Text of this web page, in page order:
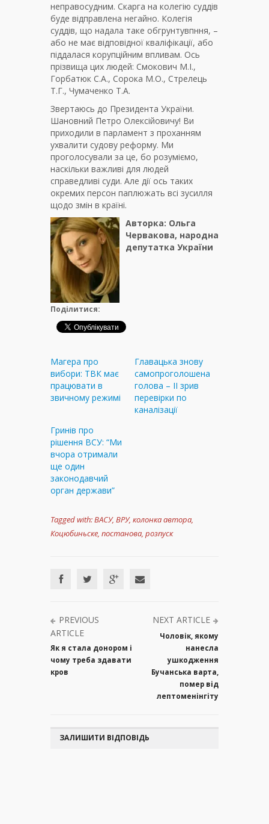
неправосудним. Скарга на колегію суддів
буде відправлена негайно. Колегія
суддів, що надала таке обгрунтувпння, –
або не має відповідної кваліфікації, або
піддалася корупційним впливам. Ось
прізвища цих людей: Смокович М.І.,
Горбатюк С.А., Сорока М.О., Стрелець
Т.Г., Чумаченко Т.А.
Звертаюсь до Президента України.
Шановний Петро Олексійовичу! Ви
приходили в парламент з проханням
ухвалити судову реформу. Ми
проголосували за це, бо розуміємо,
наскільки важливі для людей
справедливі суди. Але дії ось таких
окремих персон паплюжать всі зусилля
щодо змін в країні.
Авторка: Ольга
Червакова, народна
депутатка України
Поділитися:
Магера про
вибори: ТВК має
працювати в
звичному режимі
Главацька знову
самопроголошена
голова – ІІ зрив
перевірки по
каналізації
Гринів про
рішення ВСУ: “Ми
вчора отримали
ще один
законодавчий
орган держави”
Tagged with:ВАСУ, ВРУ, колонка автора,
Коцюбиньске, постанова, розпуск
PREVIOUS
ARTICLE
Як я стала донором і
чому треба здавати
кров
NEXT ARTICLE
Чоловік, якому
нанесла
ушкодження
Бучанська варта,
помер від
лептоменінгіту
ЗАЛИШИТИ ВІДПОВІДЬ